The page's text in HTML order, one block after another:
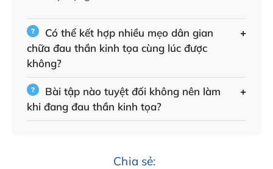
Có thể kết hợp nhiều mẹo dân gian
chữa đau thần kinh tọa cùng lúc được
không?
Bài tập nào tuyệt đối không nên làm
khi đang đau thần kinh tọa?
Chia sẻ: